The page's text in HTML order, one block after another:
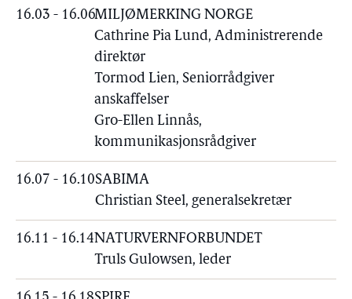
16.03 - 16.06MILJØMERKING NORGE
Cathrine Pia Lund, Administrerende
direktør
Tormod Lien, Seniorrådgiver
anskaffelser
Gro-Ellen Linnås,
kommunikasjonsrådgiver
16.07 - 16.10SABIMA
Christian Steel, generalsekretær
16.11 - 16.14NATURVERNFORBUNDET
Truls Gulowsen, leder